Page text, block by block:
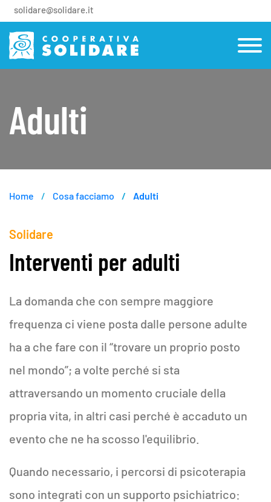
solidare@solidare.it
Adulti
Home Cosa facciamo Adulti
Solidare
Interventi per adulti
La domanda che con sempre maggiore
frequenza ci viene posta dalle persone adulte
ha a che fare con il “trovare un proprio posto
nel mondo”; a volte perché si sta
attraversando un momento cruciale della
propria vita, in altri casi perché è accaduto un
evento che ne ha scosso l'equilibrio.
Quando necessario, i percorsi di psicoterapia
sono integrati con un supporto psichiatrico: